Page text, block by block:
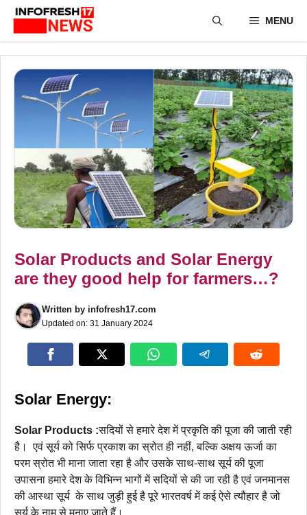
Skip
content
MENU
Solar Products and Solar Energy
are they good help for farmers…?
Written by infofresh17.com
Updated on: 31 January 2024
Solar Energy:
Solar Products :सदियों से हमारे देश में प्रकृति की पूजा की जाती रही
है। एवं सूर्य को सिर्फ प्रकाश का स्रोत ही नहीं, बल्कि अक्षय ऊर्जा का
परम स्रोत भी माना जाता रहा है और उसके साथ-साथ सूर्य की पूजा
उपासना हमारे देश के विभिन्न भागों में सदियों से की जा रही है एवं जनमानस
की आस्था सूर्य के साथ जुड़ी हुई है पूरे भारतवर्ष में कई ऐसे त्यौहार है जो
सूर्य के नाम से मनाए जाते हैं।